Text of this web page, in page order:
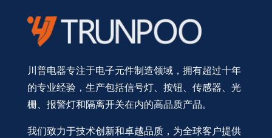
川普电器专注于电子元件制造领域，拥有超过十年
的专业经验，生产包括信号灯、按钮、传感器、光
栅、报警灯和隔离开关在内的高品质产品。
我们致力于技术创新和卓越品质，为全球客户提供